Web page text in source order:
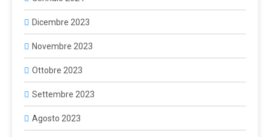
Dicembre 2023
Novembre 2023
Ottobre 2023
Settembre 2023
Agosto 2023